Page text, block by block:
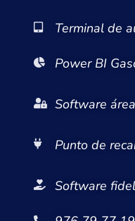
Terminal de
Power BI
Software
Punto de
Software